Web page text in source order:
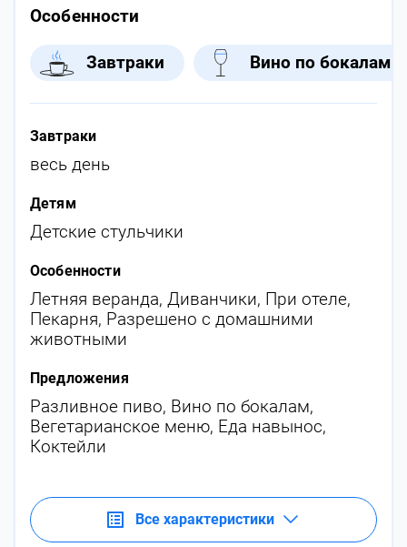
Особенности
Завтраки Вино по бокалам
Завтраки
весь день
Детям
Детские стульчики
Особенности
Летняя веранда, Диванчики, При отеле,
Пекарня, Разрешено с домашними
животными
Предложения
Разливное пиво, Вино по бокалам,
Вегетарианское меню, Еда навынос,
Коктейли
Все характеристики